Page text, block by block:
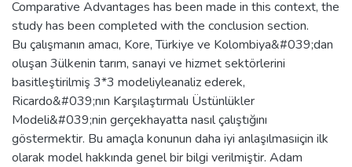
Comparative Advantages has been made in this context, the
study has been completed with the conclusion section.
Bu çalışmanın amacı, Kore, Türkiye ve Kolombiya&#039;dan
oluşan 3ülkenin tarım, sanayi ve hizmet sektörlerini
basitleştirilmiş 3*3 modeliyleanaliz ederek,
Ricardo&#039;nın Karşılaştırmalı Üstünlükler
Modeli&#039;nin gerçekhayatta nasıl çalıştığını
göstermektir. Bu amaçla konunun daha iyi anlaşılmasıiçin ilk
olarak model hakkında genel bir bilgi verilmiştir. Adam